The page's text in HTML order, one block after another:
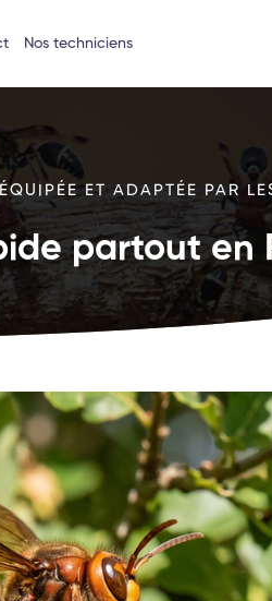
Nos techniciens
ET ADAPTÉE PAR
partout en